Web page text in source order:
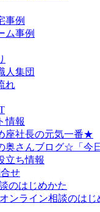
事例
ム事例
人集団
れ
情報
座社長の元気一番★
奥さんブログ☆「今
立ち情報
せ
のはじめかた
ンライン相談のはじ